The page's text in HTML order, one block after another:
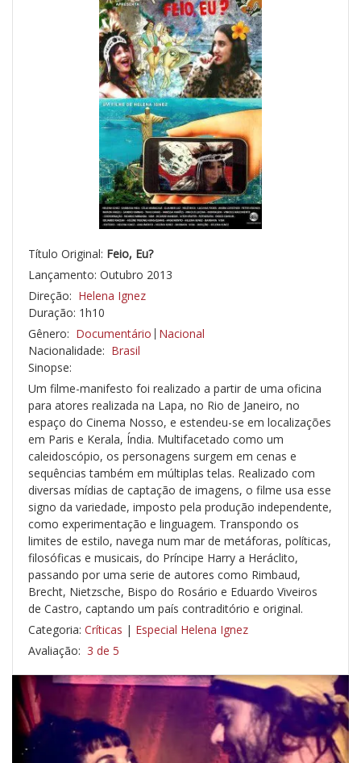
Título Original: Feio, Eu?
Lançamento: Outubro 2013
Direção: Helena Ignez
Duração: 1h10
Gênero: Documentário Nacional
Nacionalidade: Brasil
Sinopse:
Um filme-manifesto foi realizado a partir de uma oficina
para atores realizada na Lapa, no Rio de Janeiro, no
espaço do Cinema Nosso, e estendeu-se em localizações
em Paris e Kerala, Índia. Multifacetado como um
caleidoscópio, os personagens surgem em cenas e
sequências também em múltiplas telas. Realizado com
diversas mídias de captação de imagens, o filme usa esse
signo da variedade, imposto pela produção independente,
como experimentação e linguagem. Transpondo os
limites de estilo, navega num mar de metáforas, políticas,
filosóficas e musicais, do Príncipe Harry a Heráclito,
passando por uma serie de autores como Rimbaud,
Brecht, Nietzsche, Bispo do Rosário e Eduardo Viveiros
de Castro, captando um país contraditório e original.
Categoria: Críticas | Especial Helena Ignez
Avaliação: 3 de 5